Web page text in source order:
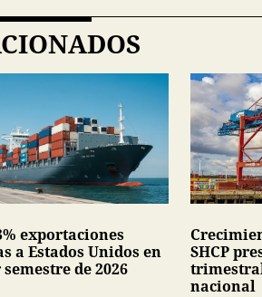
exportaciones
a Estados Unidos en
de 2026
SHCP
nacional